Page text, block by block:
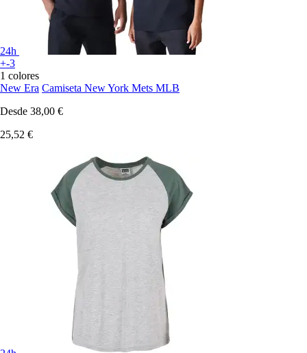
24h
+-3
1 colores
New Era Camiseta New York Mets MLB
Desde 38,00 €
25,52 €